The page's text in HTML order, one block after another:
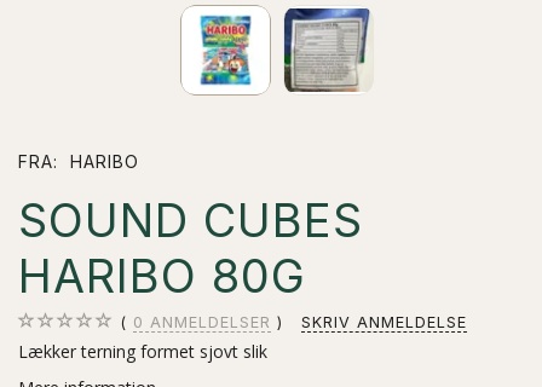
FRA: HARIBO
SOUND CUBES
HARIBO 80G
0 ANMELDELSER SKRIV ANMELDELSE
Lækker terning formet sjovt slik